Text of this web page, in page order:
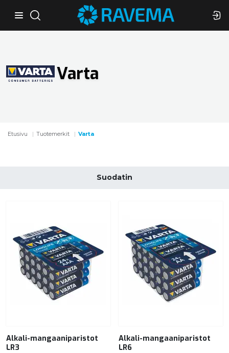
Etusivu Tuotemerkit Varta
Varta
Suodatin
Alkali-mangaaniparistot
LR3
Alkali-mangaaniparistot
LR6